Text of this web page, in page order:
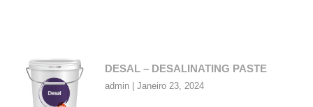
DESAL – DESALINATING PASTE
admin Janeiro 23, 2024